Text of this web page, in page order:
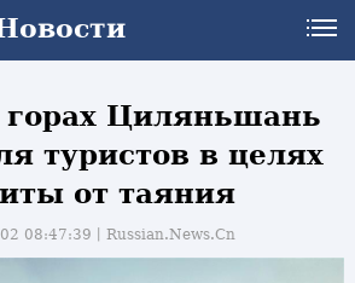
Циляньшань
туристов в целях
от таяния
08:47:39丨Russian.News.Cn